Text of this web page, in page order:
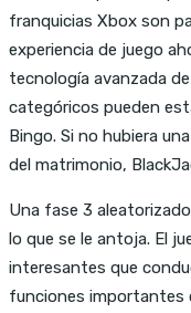
franquicias Xbox son
experiencia de juego
tecnología avanzada
categóricos pueden
Bingo. Si no hubiera
del matrimonio,
Una fase 3
lo que se le antoja. El
interesantes que
funciones importantes